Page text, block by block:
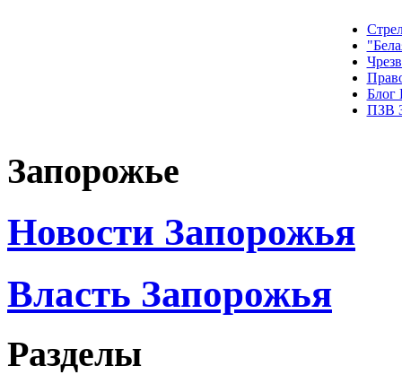
Блог
ПЗВ
Запорожье
Новости Запорожья
Власть Запорожья
Разделы